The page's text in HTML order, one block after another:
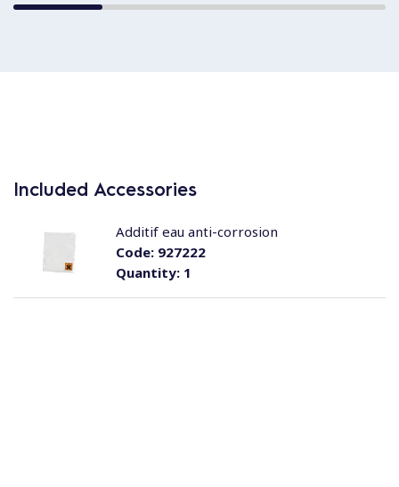
Included Accessories
Quantity:1
Code:927222
Additif eau anti-corrosion